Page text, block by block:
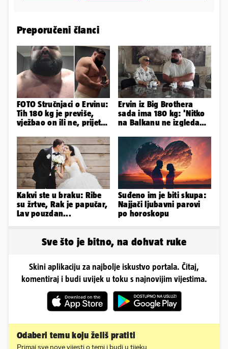
Preporučeni članci
FOTO Stručnjaci o Ervinu:
Tih 180 kg je previše,
vježbao on ili ne, prijete
Ervin iz Big Brothera
sada ima 180 kg: 'Nitko
na Balkanu ne izgleda
Kakvi ste u braku: Ribe
su žrtve, Rak je papučar,
Lav pouzdan...
Suđeno im je biti skupa:
Najjači ljubavni parovi
po horoskopu
Sve što je bitno, na dohvat ruke
Skini aplikaciju za najbolje iskustvo portala. Čitaj,
komentiraj i budi uvijek u toku s najnovijim vijestima.
Odaberi temu koju želiš pratiti
Primaj sve nove vijesti o temi i budi u tijeku